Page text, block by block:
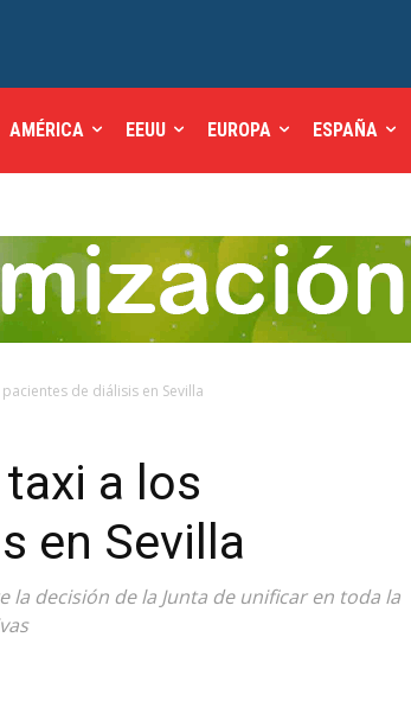
AMÉRICA EEUU EUROPA ESPAÑA
de diálisis en Sevilla
a los
en Sevilla
decisión de la Junta de unificar en toda la